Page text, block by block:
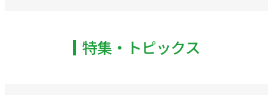
特集・トピックス